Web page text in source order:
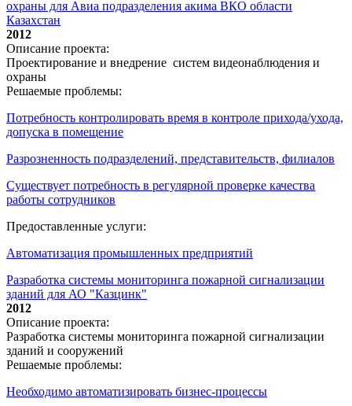
охраны для Авиа подразделения акима ВКО области
Казахстан
2012
Описание проекта:
Проектирование и внедрение систем видеонаблюдения и
охраны
Решаемые проблемы:
Потребность контролировать время в контроле прихода/ухода,
допуска в помещение
Разрозненность подразделений, представительств, филиалов
Существует потребность в регулярной проверке качества
работы сотрудников
Предоставленные услуги:
Автоматизация промышленных предприятий
Разработка системы мониторинга пожарной сигнализации
зданий для АО "Казцинк"
2012
Описание проекта:
Разработка системы мониторинга пожарной сигнализации
зданий и сооружений
Решаемые проблемы:
Необходимо автоматизировать бизнес-процессы